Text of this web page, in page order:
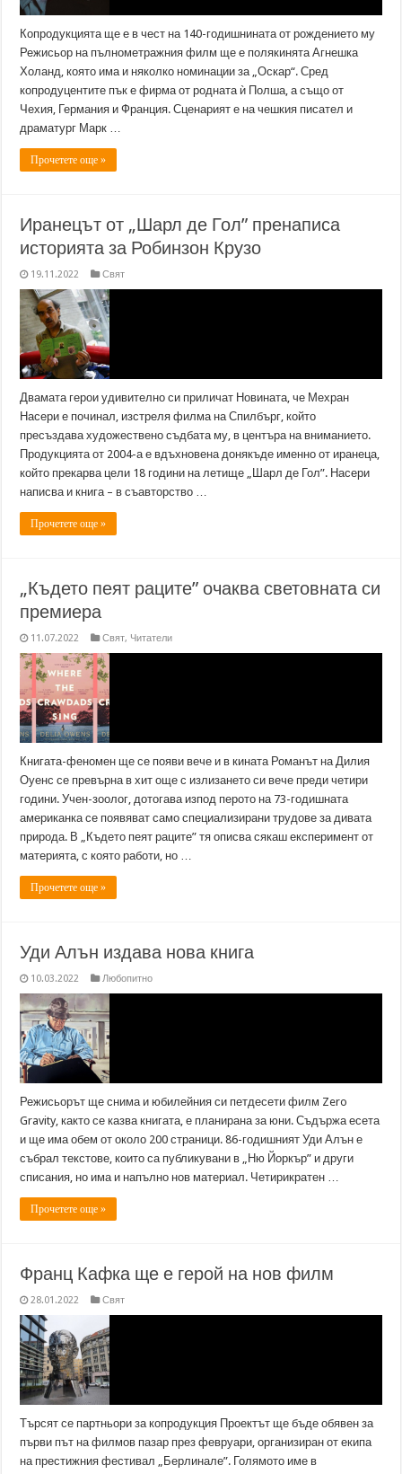
Копродукцията ще е в чест на 140-годишнината от рождението му
Режисьор на пълнометражния филм ще е полякинята Агнешка
Холанд, която има и няколко номинации за „Оскар“. Сред
копродуцентите пък е фирма от родната ѝ Полша, а също от
Чехия, Германия и Франция. Сценарият е на чешкия писател и
драматург Марк …
Прочетете още »
Иранецът от „Шарл де Гол” пренаписа
историята за Робинзон Крузо
19.11.2022 Свят
Двамата герои удивително си приличат Новината, че Мехран
Насери е починал, изстреля филма на Спилбърг, който
пресъздава художествено съдбата му, в центъра на вниманието.
Продукцията от 2004-а е вдъхновена донякъде именно от иранеца,
който прекарва цели 18 години на летище „Шарл де Гол”. Насери
написва и книга – в съавторство …
Прочетете още »
„Където пеят раците” очаква световната си
премиера
11.07.2022 Свят, Читатели
Книгата-феномен ще се появи вече и в кината Романът на Дилия
Оуенс се превърна в хит още с излизането си вече преди четири
години. Учен-зоолог, дотогава изпод перото на 73-годишната
американка се появяват само специализирани трудове за дивата
природа. В „Където пеят раците” тя описва сякаш експеримент от
материята, с която работи, но …
Прочетете още »
Уди Алън издава нова книга
10.03.2022 Любопитно
Режисьорът ще снима и юбилейния си петдесети филм Zero
Gravity, както се казва книгата, е планирана за юни. Съдържа есета
и ще има обем от около 200 страници. 86-годишният Уди Алън е
събрал текстове, които са публикувани в „Ню Йоркър” и други
списания, но има и напълно нов материал. Четирикратен …
Прочетете още »
Франц Кафка ще е герой на нов филм
28.01.2022 Свят
Търсят се партньори за копродукция Проектът ще бъде обявен за
първи път на филмов пазар през февруари, организиран от екипа
на престижния фестивал „Берлинале”. Голямото име в